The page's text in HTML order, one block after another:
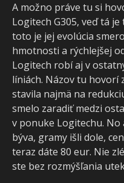
A možno práve tu si
Logitech G305, veď tá
toto je jej evolúcia
hmotnosti a rýchlejšej
Logitech robí aj v
líniách. Názov tu hovorí
stavila najmä na
smelo zaradiť medzi
v ponuke Logitechu.
býva, gramy išli dole,
teraz dáte 80 eur. Nie
ste bez rozmýšľania